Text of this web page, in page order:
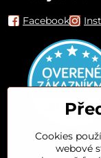
Facebook
Cookies
webové